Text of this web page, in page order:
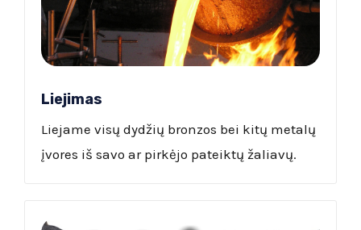
Liejimas
Liejame visų dydžių bronzos bei kitų metalų
įvores iš savo ar pirkėjo pateiktų žaliavų.